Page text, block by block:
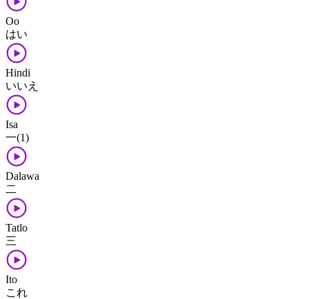
Oo
はい
Hindi
いいえ
Isa
一(1)
Dalawa
二
Tatlo
三
Ito
これ